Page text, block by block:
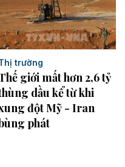
trường
giới mất hơn 2,6 tỷ
dầu kể từ khi
đột Mỹ - Iran
phát